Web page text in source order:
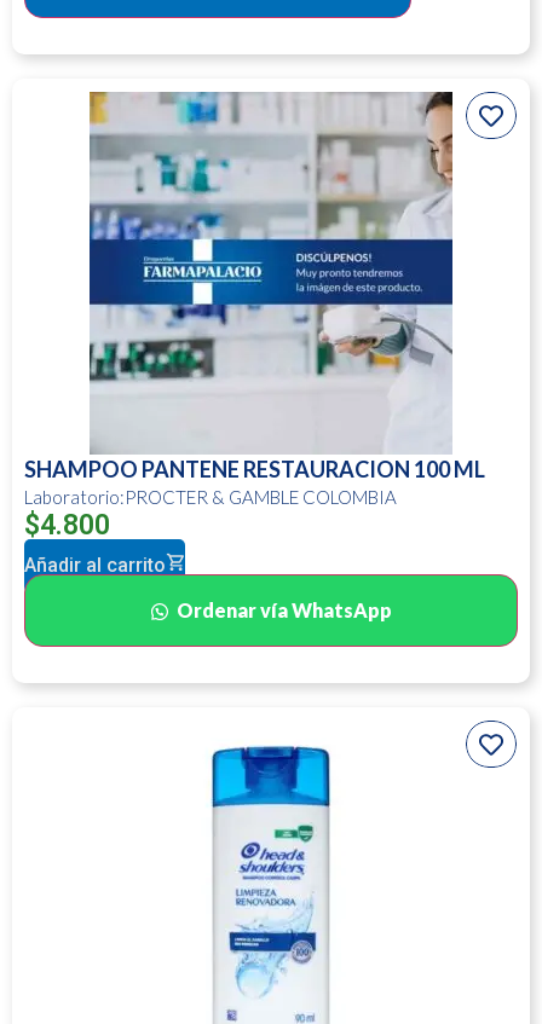
SHAMPOO PANTENE RESTAURACION 100 ML
Laboratorio:PROCTER & GAMBLE COLOMBIA
$4.800
Añadir al carrito
Ordenar vía WhatsApp